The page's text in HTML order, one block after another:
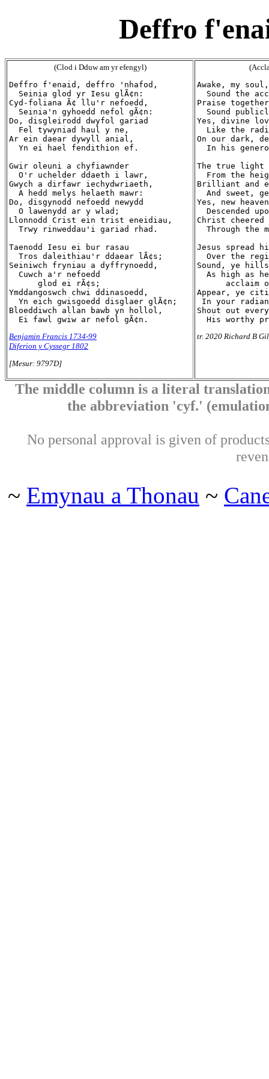
Deffro
(Clod i Dduw am yr efengyl)
Deffro f'enaid, deffro 'nhafod,
  Seinia glod yr Iesu glÃ¢n:
Cyd-foliana Ã¢ llu'r nefoedd,
  Seinia'n gyhoedd nefol gÃ¢n:
Do, disgleirodd dwyfol gariad
  Fel tywyniad haul y ne,
Ar ein daear dywyll anial,
  Yn ei hael fendithion ef.
Gwir oleuni a chyfiawnder
  O'r uchelder ddaeth i lawr,
Gwych a dirfawr iechydwriaeth,
  A hedd melys helaeth mawr:
Do, disgynodd nefoedd newydd
  O lawenydd ar y wlad;
Llonnodd Crist ein trist eneidiau,
  Trwy rinweddau'i gariad rhad.
Taenodd Iesu ei bur rasau
  Tros daleithiau'r ddaear lÃ¢s;
Seiniwch fryniau a dyffrynoedd,
  Cuwch a'r nefoedd
      glod ei rÃ¢s;
Ymddangoswch chwi ddinasoedd,
  Yn eich gwisgoedd disglaer glÃ¢n;
Bloeddiwch allan bawb yn hollol,
Benjamin Francis 1734-99
Diferion y Cyssegr 1802
[Mesur: 9797D]
Awake, my
Sound the
Praise
Sound
Yes, divine
Like the
On our dark,
In his
The true light
From the
Brilliant and
And sweet,
Yes, new
Descended
Christ
Through the
Jesus spread
Over the
Sound, ye
As high as
acclaim
Appear, ye
In your
Shout out
tr. 2020 Richard B
The middle column is a literal
the abbreviation 'cyf.'
No personal approval is given of
~ Emynau a Thonau ~